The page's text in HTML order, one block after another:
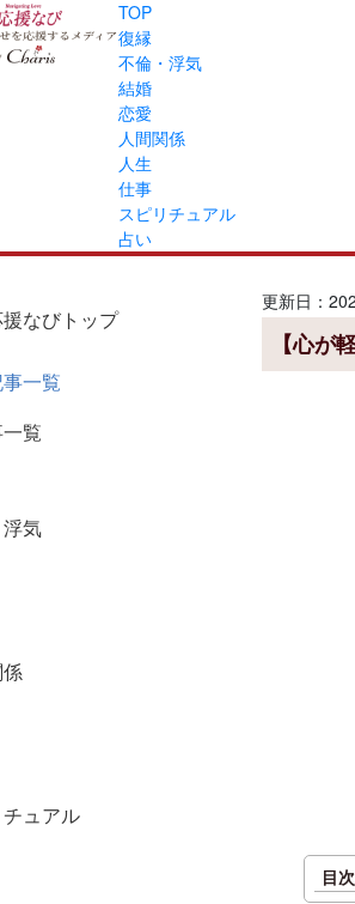
TOP
復縁
不倫・浮気
結婚
恋愛
人間関係
人生
仕事
スピリチュアル
占い
なびトップ
一覧
覧
気
ュアル
更新日：
【心が
目次